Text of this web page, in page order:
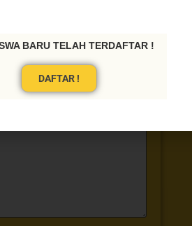
BARU TELAH TERDAFTAR !
DAFTAR !